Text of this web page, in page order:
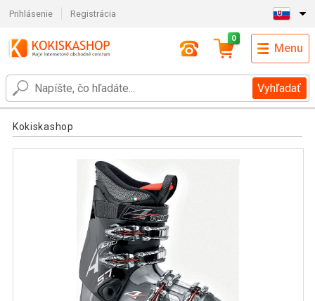
Prihlásenie Registrácia
Vyhľadať
0
Menu
Kokiskashop